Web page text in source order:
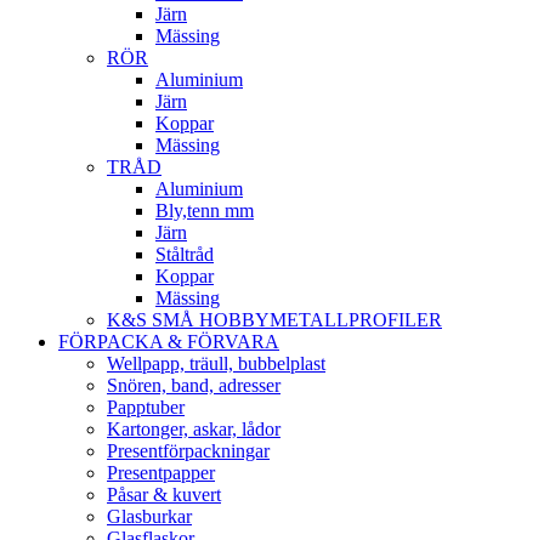
Järn
Mässing
RÖR
Aluminium
Järn
Koppar
Mässing
TRÅD
Aluminium
Bly,tenn mm
Järn
Ståltråd
Koppar
Mässing
K&S SMÅ HOBBYMETALLPROFILER
FÖRPACKA & FÖRVARA
Wellpapp, träull, bubbelplast
Snören, band, adresser
Papptuber
Kartonger, askar, lådor
Presentförpackningar
Presentpapper
Påsar & kuvert
Glasburkar